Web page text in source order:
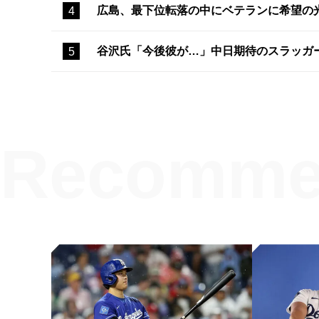
広島、最下位転落の中にベテランに希望
谷沢氏「今後彼が…」中日期待のスラッガ